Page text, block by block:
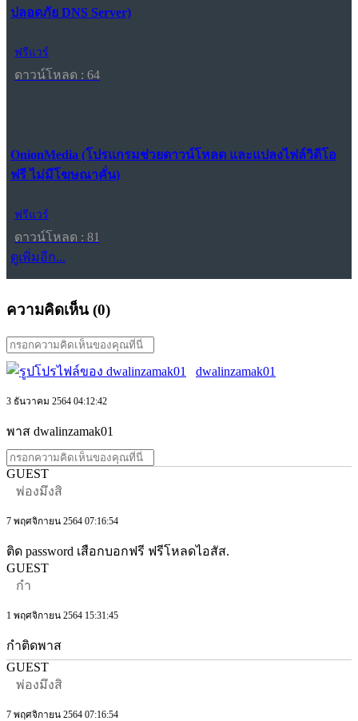
ปลอดภัย DNS Server)
ฟรีแวร์
ดาวน์โหลด : 64
OnionMedia (โปรแกรมช่วยดาวน์โหลด และแปลงไฟล์วิดีโอ
ฟรี ไม่มีโฆษณาคั่น)
ฟรีแวร์
ดาวน์โหลด : 81
ดูเพิ่มอีก...
ความคิดเห็น (0)
dwalinzamak01
3 ธันวาคม 2564 04:12:42
พาส dwalinzamak01
GUEST
พ่องมึงสิ
7 พฤศจิกายน 2564 07:16:54
ติด password เสือกบอกฟรี ฟรีโหลดไอสัส.
GUEST
กำ
1 พฤศจิกายน 2564 15:31:45
กำติดพาส
GUEST
พ่องมึงสิ
7 พฤศจิกายน 2564 07:16:54